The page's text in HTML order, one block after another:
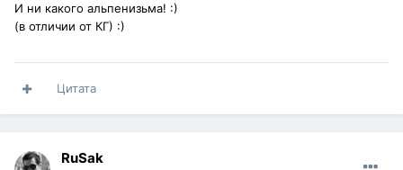
И ни какого альпенизьма! :)
(в отличии от КГ) :)
Цитата
RuSak